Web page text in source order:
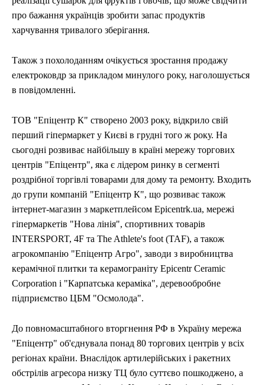
про бажання українців зробити запас продуктів
харчування тривалого зберігання.
Також з похолоданням очікується зростання продажу
електроковдр за прикладом минулого року, наголошується
в повідомленні.
ТОВ "Епіцентр К" створено 2003 року, відкрило свій
перший гіпермаркет у Києві в грудні того ж року. На
сьогодні розвиває найбільшу в країні мережу торгових
центрів "Епіцентр", яка є лідером ринку в сегменті
роздрібної торгівлі товарами для дому та ремонту. Входить
до групи компаній "Епіцентр К", що розвиває також
інтернет-магазин з маркетплейсом Epicentrk.ua, мережі
гіпермаркетів "Нова лінія", спортивних товарів
INTERSPORT, 4F та The Athlete's foot (TAF), а також
агрокомпанію "Епіцентр Агро", заводи з виробництва
керамічної плитки та керамограніту Epicentr Ceramic
Corporation і "Карпатська кераміка", деревообробне
підприємство ЦБМ "Осмолода".
До повномасштабного вторгнення РФ в Україну мережа
"Епіцентр" об'єднувала понад 80 торгових центрів у всіх
регіонах країни. Внаслідок артилерійських і ракетних
обстрілів агресора низку ТЦ було суттєво пошкоджено, а